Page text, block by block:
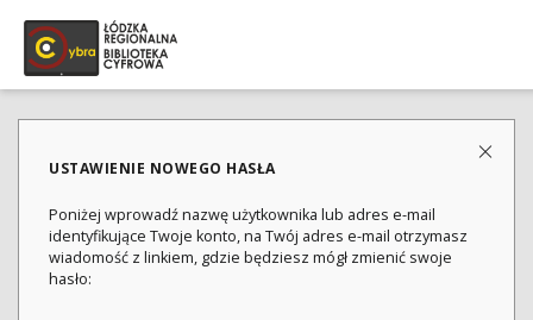
USTAWIENIE NOWEGO HASŁA
Poniżej wprowadź nazwę użytkownika lub adres e-mail
identyfikujące Twoje konto, na Twój adres e-mail otrzymasz
wiadomość z linkiem, gdzie będziesz mógł zmienić swoje
hasło: